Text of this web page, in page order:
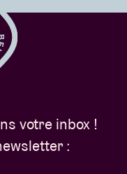
votre inbox !
: